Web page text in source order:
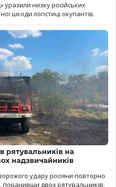
уразили низку російських
шкоди логістиці окупантів.
рятувальників на
надзвичайників
ворожого удару росіяни повторно
поранивши двох рятувальників.